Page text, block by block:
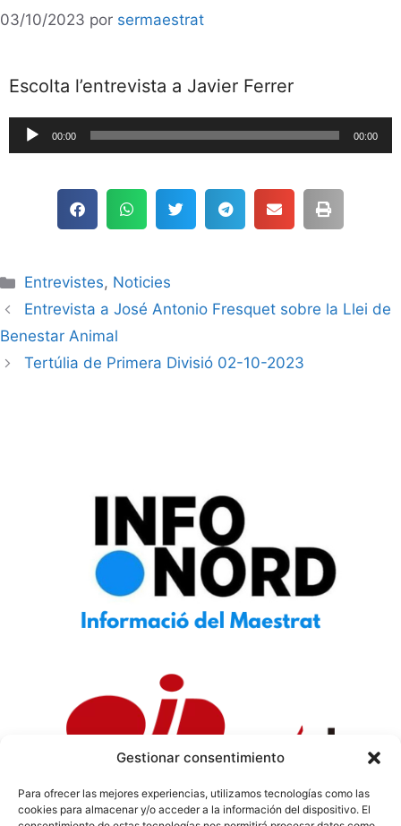
Gestionar consentimiento
Para ofrecer las mejores experiencias, utilizamos tecnologías como las
cookies para almacenar y/o acceder a la información del dispositivo. El
03/10/2023 por sermaestrat
Escolta l’entrevista a Javier Ferrer
Reproductor
de
00:00 00:00
Entrevistes, Noticies
Entrevista a José Antonio Fresquet sobre la Llei de
Benestar Animal
Tertúlia de Primera Divisió 02-10-2023
Política de Privacidad| Política de Cookies|Aviso